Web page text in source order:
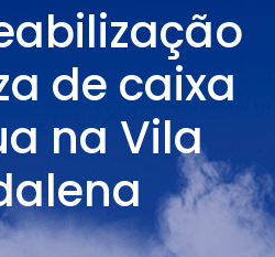
de caixa
na Vila